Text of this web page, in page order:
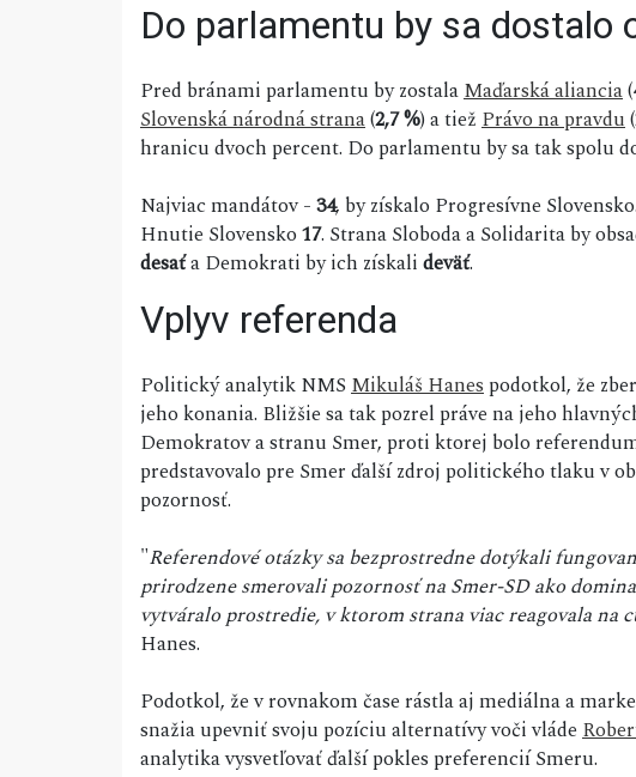
Do parlamentu by sa dostalo
Pred bránami parlamentu by zostalaMaďarská aliancia(
Slovenská národná strana(2,7 %) a tiežPrávo na pravdu(
hranicu dvoch percent. Do parlamentu by sa tak spolu
Najviac mandátov -34, by získalo Progresívne
Hnutie Slovensko17. Strana Sloboda a Solidarita by
desaťa Demokrati by ich získalideväť.
Vplyv referenda
Politický analytik NMSMikuláš Hanespodotkol, že
jeho konania. Bližšie sa tak pozrel práve na jeho
Demokratov a stranu Smer, proti ktorej bolo
predstavovalo pre Smer ďalší zdroj politického tlaku v
pozornosť.
"Referendové otázky sa bezprostredne dotýkali
prirodzene smerovali pozornosť na Smer-SD ako
vytváralo prostredie, v ktorom strana viac reagovala na
Hanes.
Podotkol, že v rovnakom čase rástla aj mediálna a
snažia upevniť svoju pozíciu alternatívy voči vláde
analytika vysvetľovať ďalší pokles preferencií Smeru.